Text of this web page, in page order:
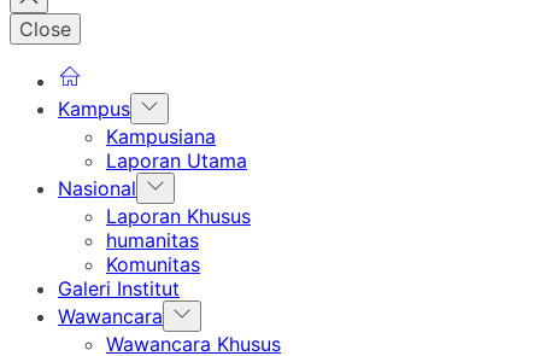
Close
Kampus Show
sub
menu
Kampusiana
Laporan Utama
Nasional Show
sub
menu
Laporan Khusus
humanitas
Komunitas
Galeri Institut
Wawancara Show
sub
Wawancara Khusus